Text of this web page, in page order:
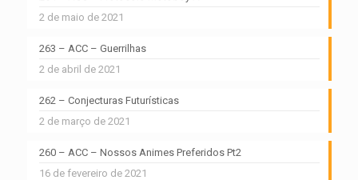
2 de maio de 2021
263 – ACC – Guerrilhas
2 de abril de 2021
262 – Conjecturas Futurísticas
2 de março de 2021
260 – ACC – Nossos Animes Preferidos Pt2
16 de fevereiro de 2021